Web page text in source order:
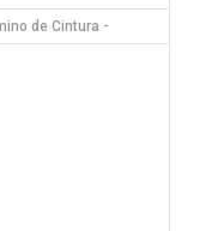
de Cintura -